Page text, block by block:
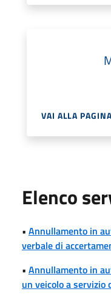
VAI ALLA PAGINA
Elenco
• Annullamento in
verbale di
• Annullamento in
un veicolo a servizio